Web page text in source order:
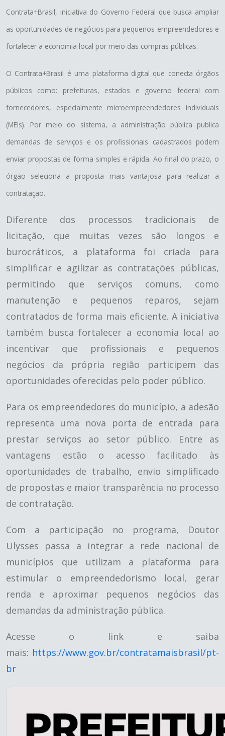
Contrata+Brasil, iniciativa do Governo Federal que busca ampliar
as oportunidades de negócios para pequenos empreendedores e
fortalecer a economia local por meio das compras públicas.
O Contrata+Brasil é uma plataforma digital que conecta órgãos
públicos como: prefeituras, estados e governo federal com
fornecedores, especialmente microempreendedores individuais
(MEIs). Por meio do sistema, a administração pública publica
demandas de serviços e os profissionais cadastrados podem
enviar propostas de forma simples e rápida. Ao final do prazo, o
órgão seleciona a proposta mais vantajosa para realizar a
contratação.
Diferente dos processos tradicionais de
licitação, que muitas vezes são longos e
burocráticos, a plataforma foi criada para
simplificar e agilizar as contratações públicas,
permitindo que serviços comuns, como
manutenção e pequenos reparos, sejam
contratados de forma mais eficiente. A iniciativa
também busca fortalecer a economia local ao
incentivar que profissionais e pequenos
negócios da própria região participem das
oportunidades oferecidas pelo poder público.
Para os empreendedores do município, a adesão
representa uma nova porta de entrada para
prestar serviços ao setor público. Entre as
vantagens estão o acesso facilitado às
oportunidades de trabalho, envio simplificado
de propostas e maior transparência no processo
de contratação.
Com a participação no programa, Doutor
Ulysses passa a integrar a rede nacional de
municípios que utilizam a plataforma para
estimular o empreendedorismo local, gerar
renda e aproximar pequenos negócios das
demandas da administração pública.
Acesse o link e saiba
mais: https://www.gov.br/contratamaisbrasil/pt-
br